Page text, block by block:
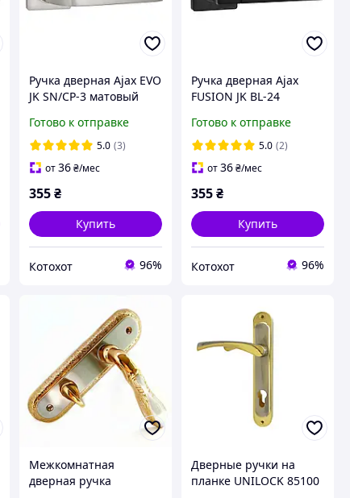
Ручка дверная Ajax EVO
JK SN/CP-3 матовый
Готово к отправке
5.0 (3)
от36 ₴/мес
355 ₴
Купить
Котохот 96%
Ручка дверная Ajax
FUSION JK BL-24
Готово к отправке
5.0 (2)
от36₴/мес
355₴
Купить
Котохот 96%
Межкомнатная
дверная ручка
Дверные ручки на
планке UNILOCK 85100